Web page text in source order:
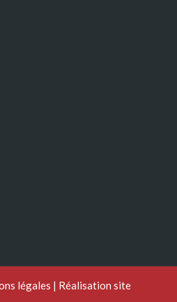
légales | Réalisation site